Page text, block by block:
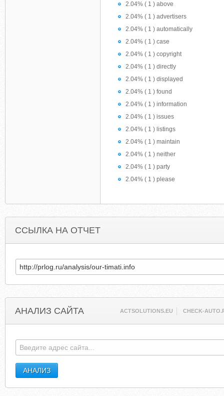
2.04% ( 1 ) above
2.04% ( 1 ) advertisers
2.04% ( 1 ) automatically
2.04% ( 1 ) case
2.04% ( 1 ) copyright
2.04% ( 1 ) directly
2.04% ( 1 ) displayed
2.04% ( 1 ) found
2.04% ( 1 ) information
2.04% ( 1 ) issues
2.04% ( 1 ) listings
2.04% ( 1 ) maintain
2.04% ( 1 ) neither
2.04% ( 1 ) party
2.04% ( 1 ) please
ССЫЛКА НА ОТЧЕТ
АНАЛИЗ САЙТА ACTSOLUTIONS.EU CHECK-